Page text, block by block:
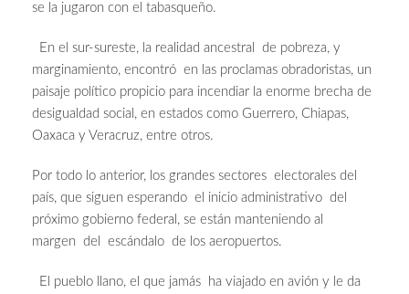
se la jugaron con el tabasqueño.
En el sur-sureste, la realidad ancestral de pobreza, y
marginamiento, encontró en las proclamas obradoristas, un
paisaje político propicio para incendiar la enorme brecha de
desigualdad social, en estados como Guerrero, Chiapas,
Oaxaca y Veracruz, entre otros.
Por todo lo anterior, los grandes sectores electorales del
país, que siguen esperando el inicio administrativo del
próximo gobierno federal, se están manteniendo al
margen del escándalo de los aeropuertos.
El pueblo llano, el que jamás ha viajado en avión y le da